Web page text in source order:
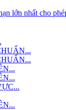
lớn nhất cho